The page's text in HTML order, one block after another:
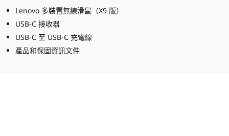
Lenovo 多裝置無線滑鼠（X9 版）
USB-C 接收器
USB-C 至 USB-C 充電線
產品和保固資訊文件